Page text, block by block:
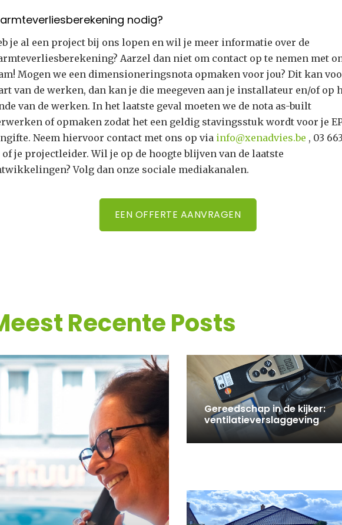
nodig?
je al een project bij ons lopen en wil je meer informatie over de
Aarzel dan niet om contact op te nemen met
Mogen we een dimensioneringsnota opmaken voor jou? Dit kan
van de werken, dan kan je die meegeven aan je installateur en/of op
van de werken. In het laatste geval moeten we de nota as-built
of opmaken zodat het een geldig stavingsstuk wordt voor je
Neem hiervoor contact met ons op via info@xenadvies.be , 03
of je projectleider. Wil je op de hoogte blijven van de laatste
Volg dan onze sociale mediakanalen.
EEN OFFERTE AANVRAGEN
Recente Posts
Gereedschap in de kijker:
ventilatieverslaggeving